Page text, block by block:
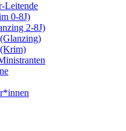
Leitende
0-8J)
2-8J)